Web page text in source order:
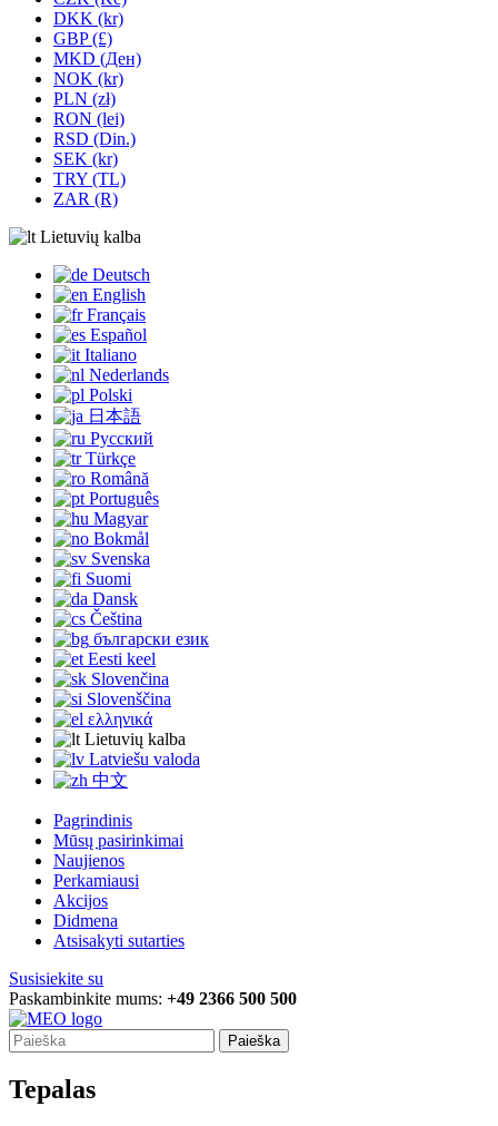
DKK (kr)
GBP (£)
MKD (Ден)
NOK (kr)
PLN (zł)
RON (lei)
RSD (Din.)
SEK (kr)
TRY (TL)
ZAR (R)
Lietuvių kalba
Deutsch
English
Français
Español
Italiano
Nederlands
Polski
日本語
Русский
Türkçe
Română
Português
Magyar
Bokmål
Svenska
Suomi
Dansk
Čeština
български език
Eesti keel
Slovenčina
Slovenščina
ελληνικά
Lietuvių kalba
Latviešu valoda
中文
Pagrindinis
Mūsų pasirinkimai
Naujienos
Perkamiausi
Akcijos
Didmena
Atsisakyti sutarties
Susisiekite su
Paskambinkite mums: +49 2366 500 500
Paieška
Tepalas